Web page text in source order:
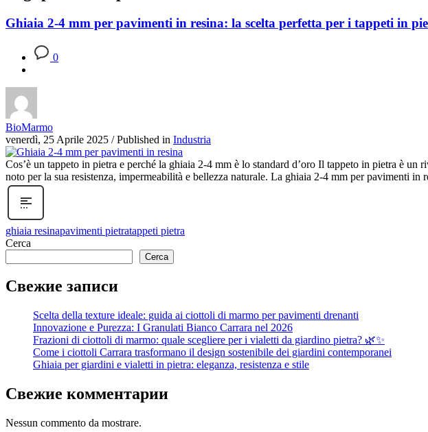
Ghiaia 2-4 mm per pavimenti in resina: la scelta perfetta per i tappeti in
0
BioMarmo
venerdì, 25 Aprile 2025 / Published in Industria
Cos’è un tappeto in pietra e perché la ghiaia 2-4 mm è lo standard d’oro Il tappeto in pietra è
noto per la sua resistenza, impermeabilità e bellezza naturale. La ghiaia 2-4 mm per pavimenti in
ghiaia resinapavimenti pietratappeti pietra
Cerca
Cerca
Свежие записи
Scelta della texture ideale: guida ai ciottoli di marmo per pavimenti drenanti
Innovazione e Purezza: I Granulati Bianco Carrara nel 2026
Frazioni di ciottoli di marmo: quale scegliere per i vialetti da giardino pietra? 🌿✨
Come i ciottoli Carrara trasformano il design sostenibile dei giardini contemporanei
Ghiaia per giardini e vialetti in pietra: eleganza, resistenza e stile
Свежие комментарии
Nessun commento da mostrare.